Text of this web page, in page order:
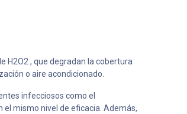
H2O2 , que degradan la cobertura
o aire acondicionado.
infecciosos como el
mismo nivel de eficacia. Además,